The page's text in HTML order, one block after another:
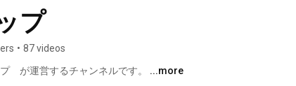
プ
• 87 videos
　が運営するチャンネルです。 ...more